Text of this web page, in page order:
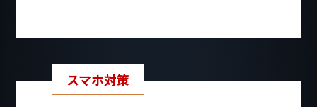
スマホ対策